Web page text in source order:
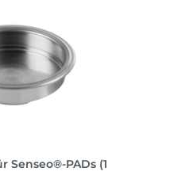
Senseo®-PADs (1